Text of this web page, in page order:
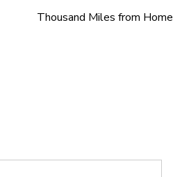
Thousand Miles from Home